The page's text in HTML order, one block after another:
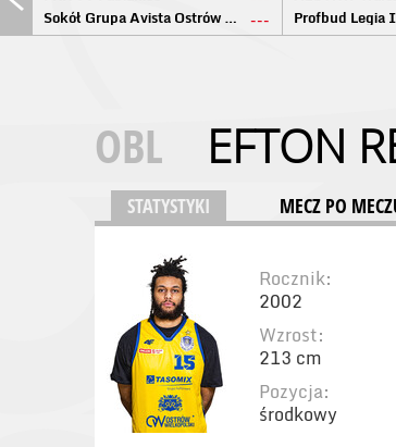
Sokół Grupa Avista Ostrów Maz. ---
Profbud Legia
OBL EFTON
STATYSTYKI MECZ PO
Rocznik:
2002
Wzrost:
213 cm
Pozycja:
środkowy